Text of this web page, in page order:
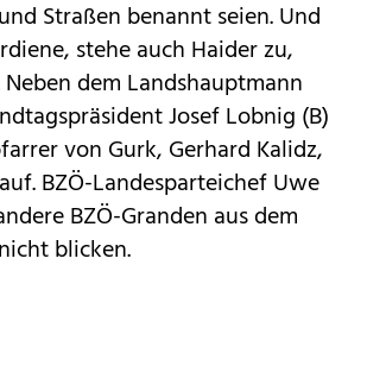
Straßen benannt seien. Und
stehe auch Haider zu,
dem Landshauptmann
Josef Lobnig (B)
von Gurk, Gerhard Kalidz,
BZÖ-Landesparteichef Uwe
BZÖ-Granden aus dem
blicken.